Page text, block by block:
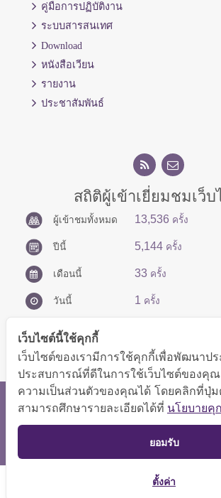
คู่มือการปฏิบัติงาน
ระบบสารสนเทศ
Download
หนังสือเวียน
รายงาน
ประชาสัมพันธ์
สถิติผู้เข้าเยี่ยมชมเว็บ
ผู้เข้าชมทั้งหมด 13,536 ครั้ง
ปีนี้ 5,144 ครั้ง
เดือนนี้ 33 ครั้ง
วันนี้ 1 ครั้ง
สงวนลิขสิทธิ์ © 2566 กองบริหารกา
แสดงผลได้ดีที่ขนาดหน้าจอ 1024x768
แผนผังเว็บไซต์
เว็บไซต์นี้ใช้คุกกี้
เว็บไซต์ของเรามีการใช้คุกกี้เพื่อพัฒนาป
ประสบการณ์ที่ดีในการใช้เว็บไซต์ของคุ
ความเป็นส่วนตัวของคุณได้ โดยคลิกที่ปุ่
สามารถศึกษารายละเอียดได้ที่ นโยบายคุ
ยอมรับ
ตั้งค่า